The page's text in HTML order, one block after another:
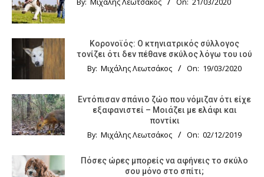
By: Μιχάλης Λεωτσάκος On: 21/03/2020
Κορονοϊός: Ο κτηνιατρικός σύλλογος
τονίζει ότι δεν πέθανε σκύλος λόγω του ιού
By: Μιχάλης Λεωτσάκος On: 19/03/2020
Εντόπισαν σπάνιο ζώο που νόμιζαν ότι είχε
εξαφανιστεί – Μοιάζει με ελάφι και
ποντίκι
By: Μιχάλης Λεωτσάκος On: 02/12/2019
Πόσες ώρες μπορείς να αφήνεις το σκύλο
σου μόνο στο σπίτι;